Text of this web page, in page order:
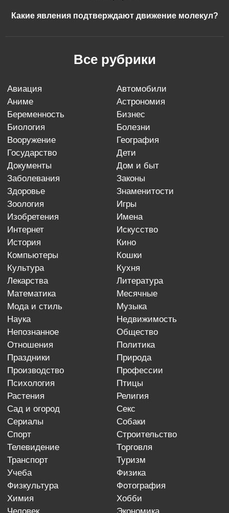
Какие явления подтверждают движение молекул?
Все рубрики
авиация
автомобили
аниме
астрономия
беременность
бизнес
биология
болезни
вооружение
география
государство
дети
документы
дом и быт
заболевания
законы
здоровье
знаменитости
зоология
игры
изобретения
имена
интернет
искусство
история
кино
компьютеры
кошки
культура
кухня
лекарства
литература
математика
месячные
мода и стиль
музыка
наука
недвижимость
непознанное
общество
отношения
политика
праздники
природа
производство
профессии
психология
птицы
растения
религия
сад и огород
секс
сериалы
собаки
спорт
строительство
телевидение
торговля
транспорт
туризм
учеба
физика
физкультура
фотография
химия
хобби